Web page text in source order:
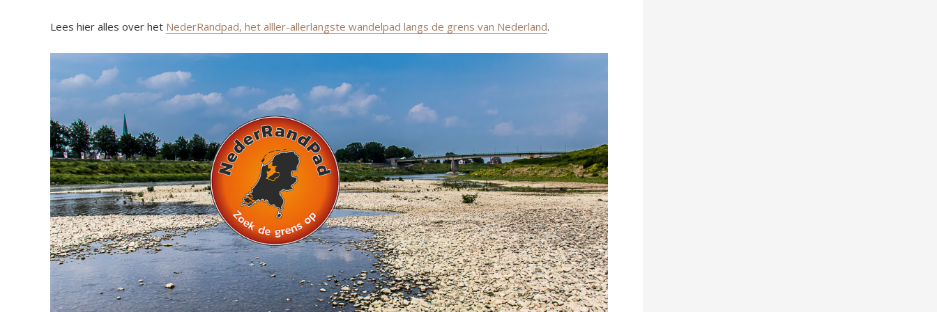
Lees hier alles over het NederRandpad, het alller-allerlangste wandelpad langs de grens van Nederland.